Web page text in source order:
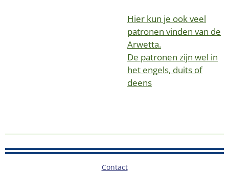
Hier kun je ook veel
patronen vinden van de
Arwetta.
De patronen zijn wel in
het engels, duits of
deens
Contact